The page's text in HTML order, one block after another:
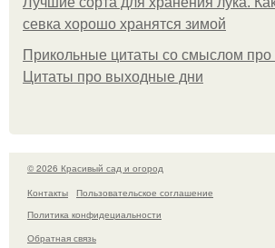
севка хорошо хранятся зимой
Прикольные цитаты со смыслом
Цитаты про выходные дни
© 2026 Красивый сад и огород
Контакты
Пользовательское соглашение
Политика конфидециальности
Обратная связь